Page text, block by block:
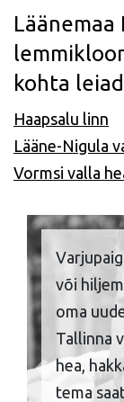
Läänemaa
kohta
Haapsalu linn
Lääne-Nigula
Vormsi valla
või
oma
Tallinna
hea,
tema
Previous